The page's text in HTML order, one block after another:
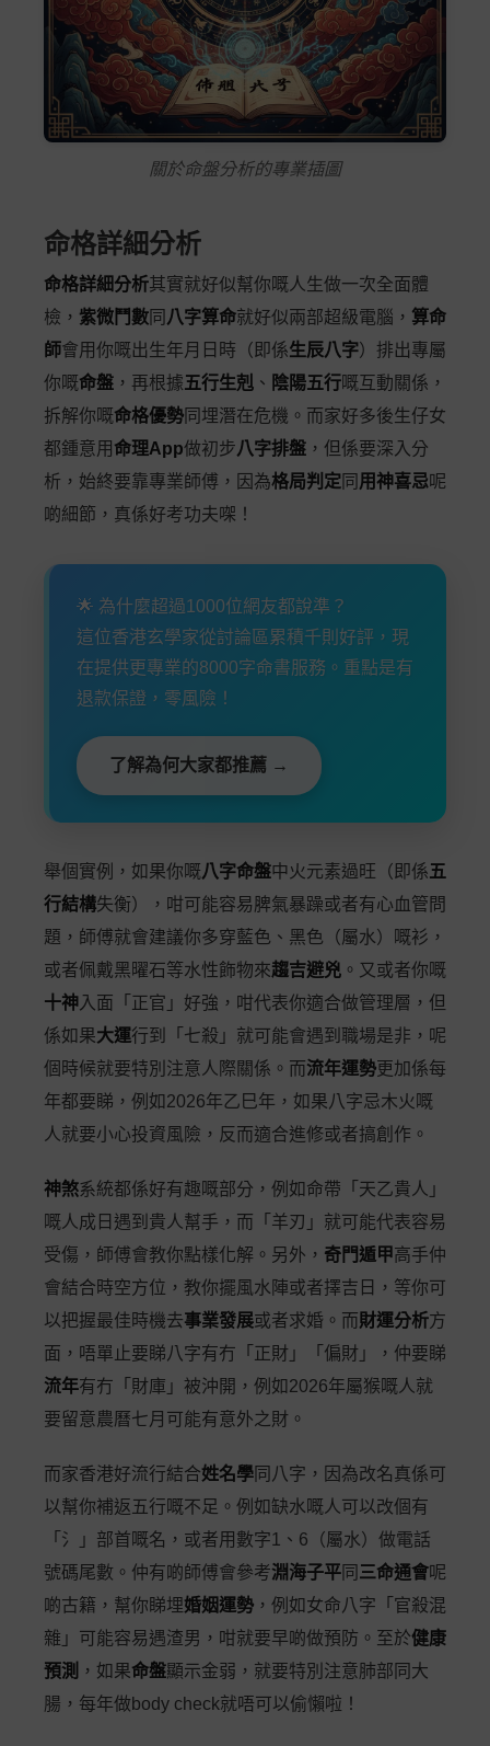
關於命盤分析的專業插圖
命格詳細分析
命格詳細分析其實就好似幫你嘅人生做一次全面體
檢， 紫微鬥數 同 八字算命就好似兩部超級電腦， 算命
師會用你嘅出生年月日時（即係生辰八字）排出專屬
你嘅命盤 ，再根據五行生剋 、 陰陽五行嘅互動關係，
拆解你嘅命格優勢 同埋潛在危機。而家好多後生仔女
都鍾意用 命理App做初步八字排盤 ，但係要深入分
析，始終要靠專業師傅，因為格局判定 同 用神喜忌呢
啲細節，真係好考功夫㗎！
🌟 為什麼超過1000位網友都說準？
這位香港玄學家從討論區累積千則好評，現
在提供更專業的8000字命書服務。重點是有
退款保證，零風險！
了解為何大家都推薦 →
舉個實例，如果你嘅八字命盤中火元素過旺（即係五
行結構失衡），咁可能容易脾氣暴躁或者有心血管問
題，師傅就會建議你多穿藍色、黑色（屬水）嘅衫，
或者佩戴黑曜石等水性飾物來趨吉避兇 。又或者你嘅
十神入面「正官」好強，咁代表你適合做管理層，但
係如果大運行到「七殺」就可能會遇到職場是非，呢
個時候就要特別注意人際關係。而流年運勢更加係每
年都要睇，例如2026年乙巳年，如果八字忌木火嘅
人就要小心投資風險，反而適合進修或者搞創作。
神煞系統都係好有趣嘅部分，例如命帶「天乙貴人」
嘅人成日遇到貴人幫手，而「羊刃」就可能代表容易
受傷，師傅會教你點樣化解。另外， 奇門遁甲高手仲
會結合時空方位，教你擺風水陣或者擇吉日，等你可
以把握最佳時機去事業發展或者求婚。而財運分析方
面，唔單止要睇八字有冇「正財」「偏財」，仲要睇
流年有冇「財庫」被沖開，例如2026年屬猴嘅人就
要留意農曆七月可能有意外之財。
而家香港好流行結合姓名學 同八字，因為改名真係可
以幫你補返五行嘅不足。例如缺水嘅人可以改個有
「氵」部首嘅名，或者用數字1、6（屬水）做電話
號碼尾數。仲有啲師傅會參考淵海子平 同 三命通會呢
啲古籍，幫你睇埋婚姻運勢 ，例如女命八字「官殺混
雜」可能容易遇渣男，咁就要早啲做預防。至於健康
預測 ，如果命盤顯示金弱，就要特別注意肺部同大
腸，每年做body check就唔可以偷懶啦！